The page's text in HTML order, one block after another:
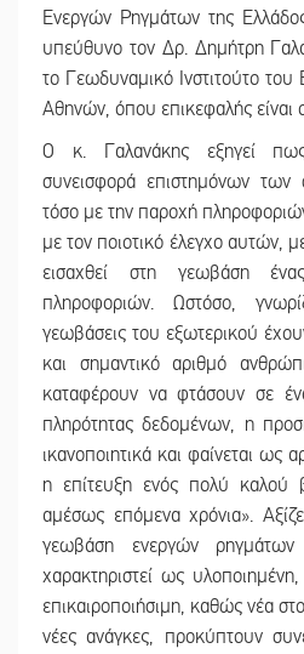
Ενεργών Ρηγμάτων της
υπεύθυνο τον Δρ. Δημήτρη
το Γεωδυναμικό Ινστιτούτο
Αθηνών, όπου επικεφαλής
Ο κ. Γαλανάκης εξηγεί
συνεισφορά επιστημόνων
τόσο με την παροχή
με τον ποιοτικό έλεγχο αυτών,
εισαχθεί στη γεωβάση
πληροφοριών. Ωστόσο,
γεωβάσεις του εξωτερικού
και σημαντικό αριθμό
καταφέρουν να φτάσουν σε
πληρότητας δεδομένων, η
ικανοποιητικά και φαίνεται ως
η επίτευξη ενός πολύ καλού
αμέσως επόμενα χρόνια».
γεωβάση ενεργών
χαρακτηριστεί ως
επικαιροποιήσιμη, καθώς νέα
νέες ανάγκες, προκύπτουν